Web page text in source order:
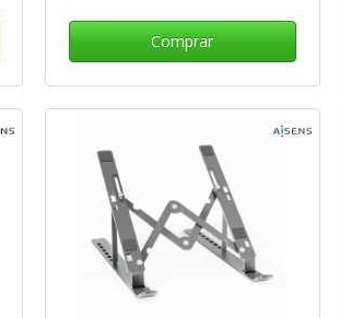
Comprar